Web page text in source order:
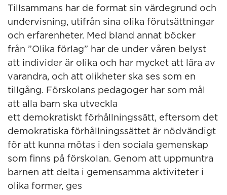
Tillsammans har de format sin värdegrund och
undervisning, utifrån sina olika förutsättningar
och erfarenheter. Med bland annat böcker
från ”Olika förlag” har de under våren belyst
att individer är olika och har mycket att lära av
varandra, och att olikheter ska ses som en
tillgång. Förskolans pedagoger har som mål
att alla barn ska utveckla
ett demokratiskt förhållningssätt, eftersom det
demokratiska förhållningssättet är nödvändigt
för att kunna mötas i den sociala gemenskap
som finns på förskolan. Genom att uppmuntra
barnen att delta i gemensamma aktiviteter i
olika former, ges